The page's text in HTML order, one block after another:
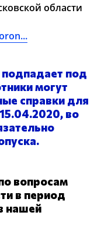
области
под
могут
справки для
во
вопросам
в период
нашей